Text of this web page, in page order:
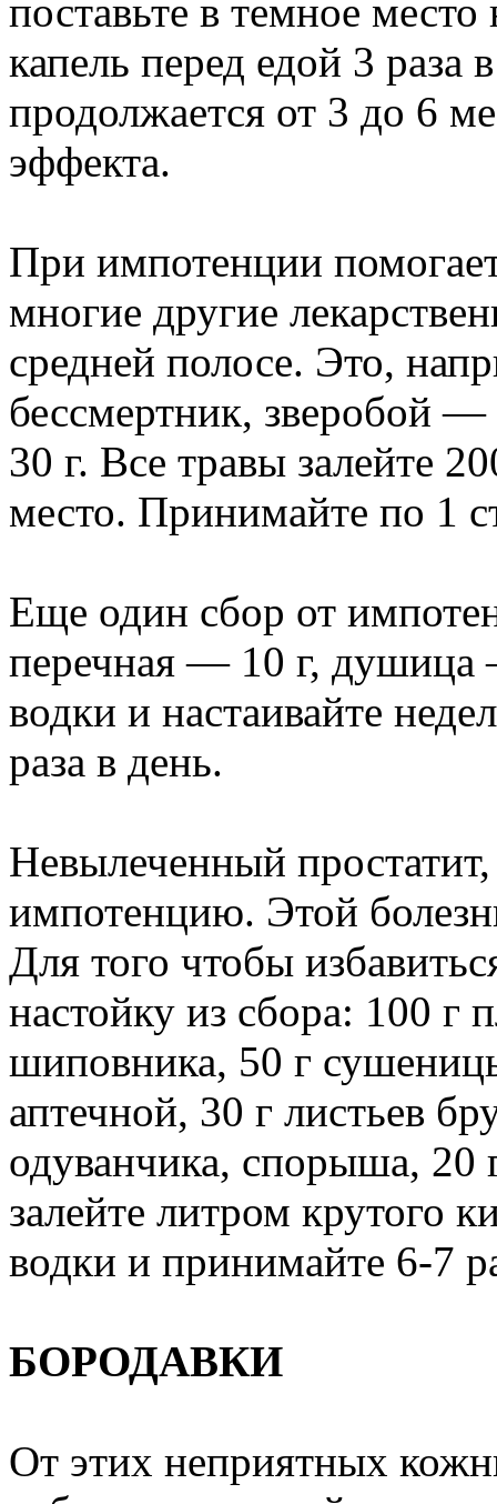
поставьте в темное
капель перед едой 3 раза
продолжается от 3 до 6
эффекта.
При импотенции
многие другие
средней полосе. Это,
бессмертник, зверобой
30 г. Все травы залейте
место. Принимайте по 1
Еще один сбор от
перечная — 10 г, душица
водки и настаивайте
раза в день.
Невылеченный
импотенцию. Этой
Для того чтобы
настойку из сбора: 100 г
шиповника, 50 г
аптечной, 30 г листьев
одуванчика, спорыша, 20
залейте литром крутого
водки и принимайте 6-7
БОРОДАВКИ
От этих неприятных